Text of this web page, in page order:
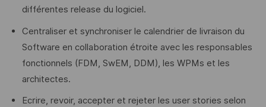
différentes release du logiciel.
Centraliser et synchroniser le calendrier de livraison du
Software en collaboration étroite avec les responsables
fonctionnels (FDM, SwEM, DDM), les WPMs et les
architectes.
Ecrire, revoir, accepter et rejeter les user stories selon